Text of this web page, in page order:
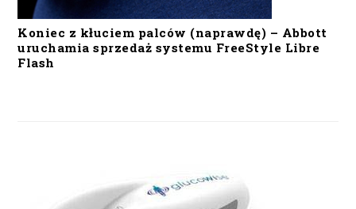
Koniec z kłuciem palców (naprawdę) – Abbott
uruchamia sprzedaż systemu FreeStyle Libre
Flash